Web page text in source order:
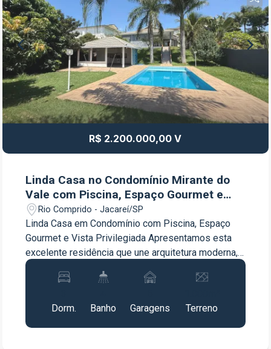
R$ 2.200.000,00 V
Linda Casa no Condomínio Mirante do
Vale com Piscina, Espaço Gourmet e
Vista Privilegiada
Rio Comprido - Jacareí/SP
Linda Casa em Condomínio com Piscina, Espaço
Gourmet e Vista Privilegiada Apresentamos esta
excelente residência que une arquitetura moderna,
conforto interno e uma área de lazer privativa
impressionante. Características Internas:
excelente iluminação natural. Suíte aconchegante
com porta de vidro dupla com acesso à sacada
Dorm.
Banho
Garagens
Terreno